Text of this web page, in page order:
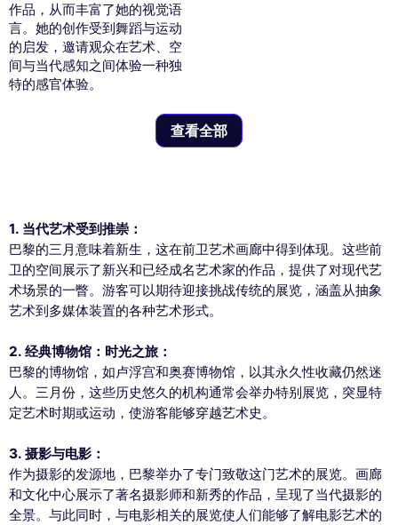
作品，从而丰富了她的视觉语
言。她的创作受到舞蹈与运动
的启发，邀请观众在艺术、空
间与当代感知之间体验一种独
特的感官体验。
查看全部
1. 当代艺术受到推崇：
巴黎的三月意味着新生，这在前卫艺术画廊中得到体现。这些前
卫的空间展示了新兴和已经成名艺术家的作品，提供了对现代艺
术场景的一瞥。游客可以期待迎接挑战传统的展览，涵盖从抽象
艺术到多媒体装置的各种艺术形式。
2. 经典博物馆：时光之旅：
巴黎的博物馆，如卢浮宫和奥赛博物馆，以其永久性收藏仍然迷
人。三月份，这些历史悠久的机构通常会举办特别展览，突显特
定艺术时期或运动，使游客能够穿越艺术史。
3. 摄影与电影：
作为摄影的发源地，巴黎举办了专门致敬这门艺术的展览。画廊
和文化中心展示了著名摄影师和新秀的作品，呈现了当代摄影的
全景。与此同时，与电影相关的展览使人们能够了解电影艺术的